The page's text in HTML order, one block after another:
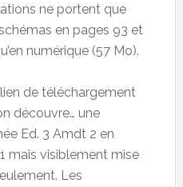
ne portent que
en pages 93 et
numérique (57 Mo).
de téléchargement
découvre… une
Ed. 3 Amdt 2 en
mais visiblement mise
Les